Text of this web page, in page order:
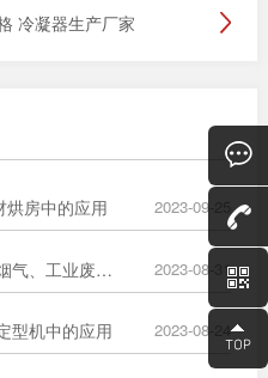
冷凝器生产厂家
烘房中的应用 2023-09-25
• 擎立案例 | 余热回收器在锅炉烟气、工业废气中的广泛应用 2023-08-31
型机中的应用 2023-08-24